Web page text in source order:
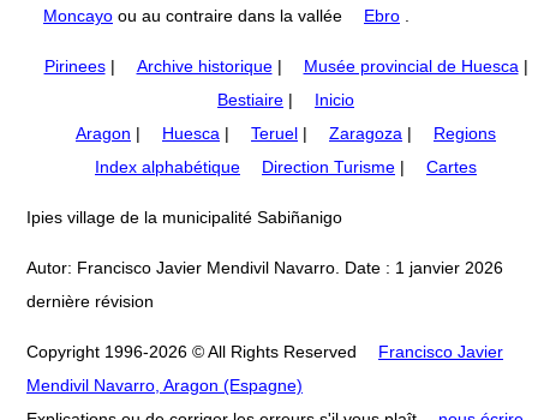
Moncayo ou au contraire dans la vallée Ebro
Pirinees| Archive historique| Musée provincial de Huesca |
Bestiaire |
Inicio
Aragon | Huesca | Teruel | Zaragoza |
Regions
Index alphabétique
Direction Turisme | Cartes
Ipies village de la municipalité Sabiñanigo
Autor: Francisco Javier Mendivil Navarro. Date : 1 janvier 2026
dernière révision
Copyright 1996-2026 © All Rights Reserved
Francisco Javier
Mendivil Navarro, Aragon (Espagne)